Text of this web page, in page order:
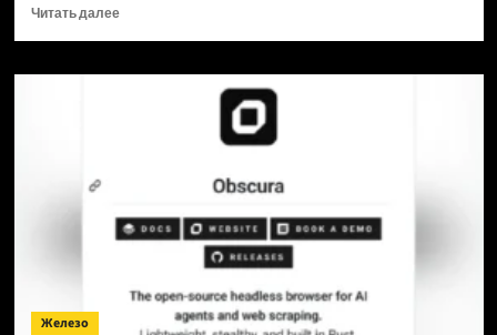
Читать далееПрочитать
Для
инструмент,
который
на
токены
Железо